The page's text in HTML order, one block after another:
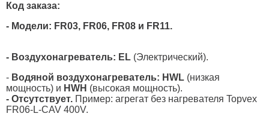
Код заказа:
- Модели: FR03, FR06, FR08 и FR11.
- Воздухонагреватель: EL (Электрический).
- Водяной воздухонагреватель: HWL (низкая
мощность) и HWH (высокая мощность).
- Отсутствует. Пример: агрегат без нагревателя Topvex
FR06-L-CAV 400V.